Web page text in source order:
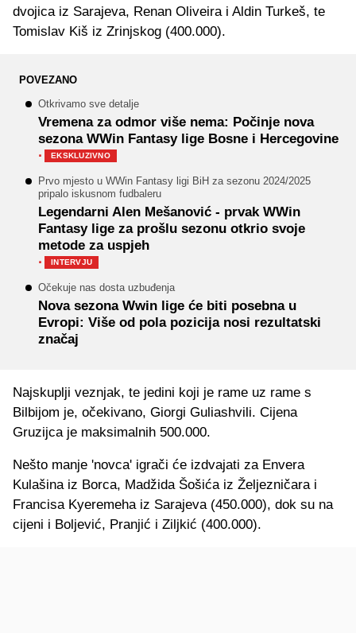
dvojica iz Sarajeva, Renan Oliveira i Aldin Turkeš, te
Tomislav Kiš iz Zrinjskog (400.000).
POVEZANO
Otkrivamo sve detalje
Vremena za odmor više nema: Počinje nova
sezona WWin Fantasy lige Bosne i Hercegovine
· EKSKLUZIVNO
Prvo mjesto u WWin Fantasy ligi BiH za sezonu 2024/2025
pripalo iskusnom fudbaleru
Legendarni Alen Mešanović - prvak WWin
Fantasy lige za prošlu sezonu otkrio svoje
metode za uspjeh
· INTERVJU
Očekuje nas dosta uzbuđenja
Nova sezona Wwin lige će biti posebna u
Evropi: Više od pola pozicija nosi rezultatski
značaj
Najskuplji veznjak, te jedini koji je rame uz rame s
Bilbijom je, očekivano, Giorgi Guliashvili. Cijena
Gruzijca je maksimalnih 500.000.
Nešto manje 'novca' igrači će izdvajati za Envera
Kulašina iz Borca, Madžida Šošića iz Željezničara i
Francisa Kyeremeha iz Sarajeva (450.000), dok su na
cijeni i Boljević, Pranjić i Ziljkić (400.000).